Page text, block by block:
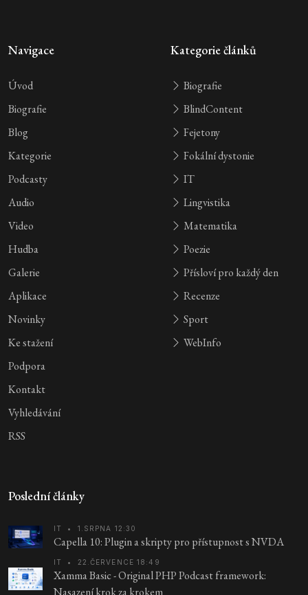
Navigace
Úvod
Biografie
Blog
Kategorie
Podcasty
Audio
Video
Hudba
Galerie
Aplikace
Novinky
Ke stažení
Podpora
Kontakt
Vyhledávání
RSS
Kategorie článků
Biografie
BlindContent
Fejetony
Fokální dystonie
IT
Lingvistika
Matematika
Poezie
Přísloví pro každý den
Recenze
Sport
WebInfo
Poslední články
IT • 1.SRPNA 12:30
Capella 10: Plugin a skripty pro přístupnost s NVDA
IT • 22.ČERVENCE 18:49
Xamma Basic - Original PHP Podcast framework:
Nasazení krok za krokem